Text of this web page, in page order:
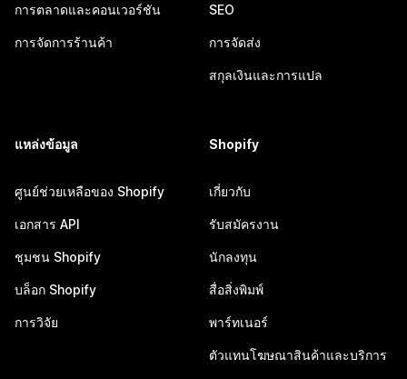
การตลาดและคอนเวอร์ชัน
การจัดการร้านค้า
SEO
การจัดส่ง
สกุลเงินและการแปล
แหล่งข้อมูล
ศูนย์ช่วยเหลือของ Shopify
เอกสาร API
ชุมชน Shopify
บล็อก Shopify
การวิจัย
Shopify
เกี่ยวกับ
รับสมัครงาน
นักลงทุน
สื่อสิ่งพิมพ์
พาร์ทเนอร์
ตัวแทนโฆษณาสินค้าและบริการ